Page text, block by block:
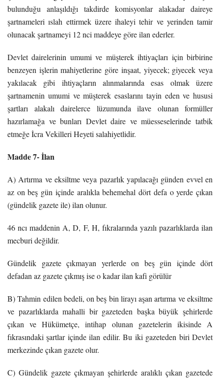
bulunduğu anlaşıldığı takdirde komisyonlar alakadar daireye
şartnameleri ıslah ettirmek üzere ihaleyi tehir ve yerinden tamir
olunacak şartnameyi 12 nci maddeye göre ilan ederler.
Devlet dairelerinin umumi ve müşterek ihtiyaçları için birbirine
benzeyen işlerin mahiyetlerine göre inşaat, yiyecek; giyecek veya
yakılacak gibi ihtiyaçların alınmalarında esas olmak üzere
şartnamenin umumi ve müşterek esaslarını tayin eden ve hususi
şartları alakalı dairelerce lüzumunda ilave olunan formüller
hazırlamağa ve bunları Devlet daire ve müesseselerinde tatbik
etmeğe İcra Vekilleri Heyeti salahiyetlidir.
Madde 7- İlan
A) Artırma ve eksiltme veya pazarlık yapılacağı günden evvel en
az on beş gün içinde aralıkla behemehal dört defa o yerde çıkan
(gündelik gazete ile) ilan olunur.
46 ncı maddenin A, D, F, H, fıkralarında yazılı pazarlıklarda ilan
mecburi değildir.
Gündelik gazete çıkmayan yerlerde on beş gün içinde dört
defadan az gazete çıkmış ise o kadar ilan kafi görülür
B) Tahmin edilen bedeli, on beş bin lirayı aşan artırma ve eksiltme
ve pazarlıklarda mahalli bir gazeteden başka büyük şehirlerde
çıkan ve Hükümetçe, intihap olunan gazetelerin ikisinde A
fıkrasındaki şartlar içinde ilan edilir. Bu iki gazeteden biri Devlet
merkezinde çıkan gazete olur.
C) Gündelik gazete çıkmayan şehirlerde aralıklı çıkan gazetede